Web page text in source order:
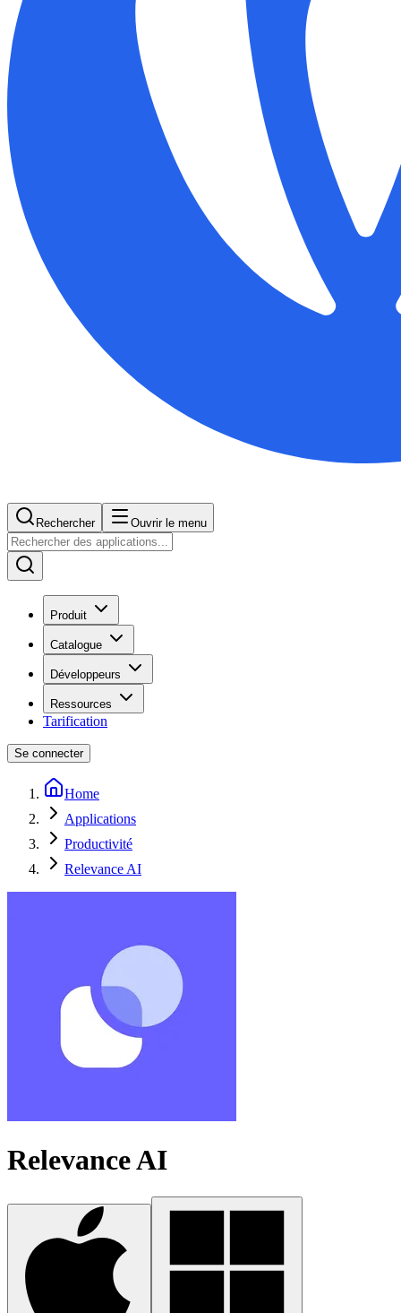
Rechercher Ouvrir le menu
Produit
Catalogue
Développeurs
Ressources
Tarification
Se connecter
Home
Applications
Productivité
Relevance AI
Relevance AI